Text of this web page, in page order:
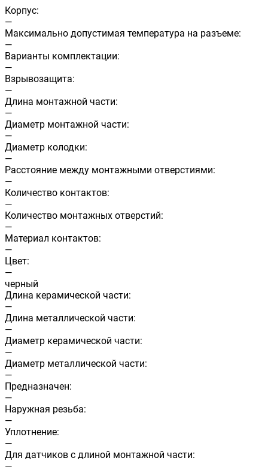
Корпус:
—
Максимально допустимая температура на разъеме:
—
Варианты комплектации:
—
Взрывозащита:
—
Длина монтажной части:
—
Диаметр монтажной части:
—
Диаметр колодки:
—
Расстояние между монтажными отверстиями:
—
Количество контактов:
—
Количество монтажных отверстий:
—
Материал контактов:
—
Цвет:
—
черный
Длина керамической части:
—
Длина металлической части:
—
Диаметр керамической части:
—
Диаметр металлической части:
—
Предназначен:
—
Наружная резьба:
—
Уплотнение:
—
Для датчиков с длиной монтажной части:
—